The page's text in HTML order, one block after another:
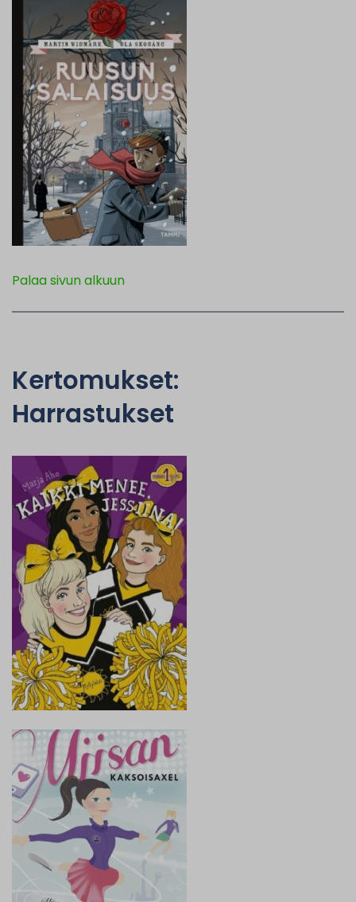
Palaa sivun alkuun
Kertomukset:
Harrastukset